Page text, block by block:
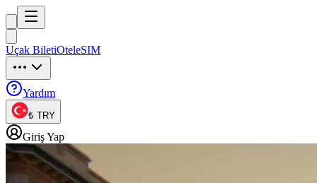
Tripuck
Uçak BiletiOteleSIM
Yardım
₺ TRY
Giriş Yap